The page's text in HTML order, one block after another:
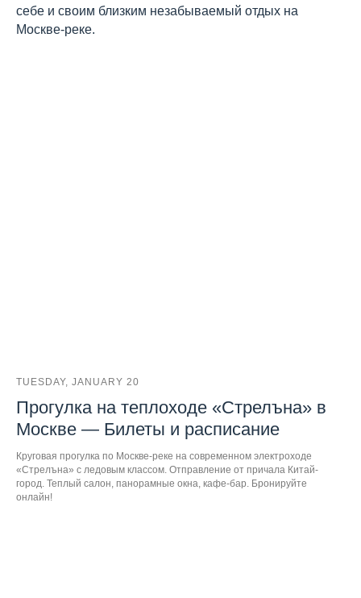
себе и своим близким незабываемый отдых на
Москве-реке.
TUESDAY, JANUARY 20
Прогулка на теплоходе «Стрелъна» в
Москве — Билеты и расписание
Круговая прогулка по Москве-реке на современном электроходе
«Стрелъна» с ледовым классом. Отправление от причала Китай-
город. Теплый салон, панорамные окна, кафе-бар. Бронируйте
онлайн!